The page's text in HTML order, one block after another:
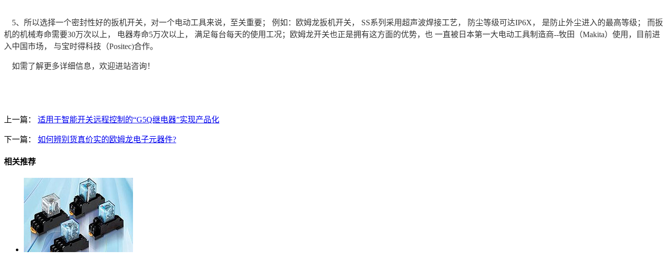
5、 所以选择一个密封性好的扳机开关，对一个电动工具来说，至关重要； 例如： 欧姆龙扳机开关， SS系列 采用超声波焊接工艺， 防尘等级可达IP6X， 是防止外尘进入的最高等级； 而扳
机的机械寿命需要30万次以上， 电器寿命5万次以上， 满足每台每天的使用工况；欧姆龙开关也正是拥有这方面的优势，也 一直被日本第一大电动工具制造商--牧田（Makita）使用，目前进
入中国市场， 与宝时得科技（Positec)合作。
如需了解更多详细信息，欢迎进站咨询！
上一篇： 适用于智能开关远程控制的“G5Q继电器”实现产品化
下一篇： 如何辨别货真价实的欧姆龙电子元器件?
相关推荐